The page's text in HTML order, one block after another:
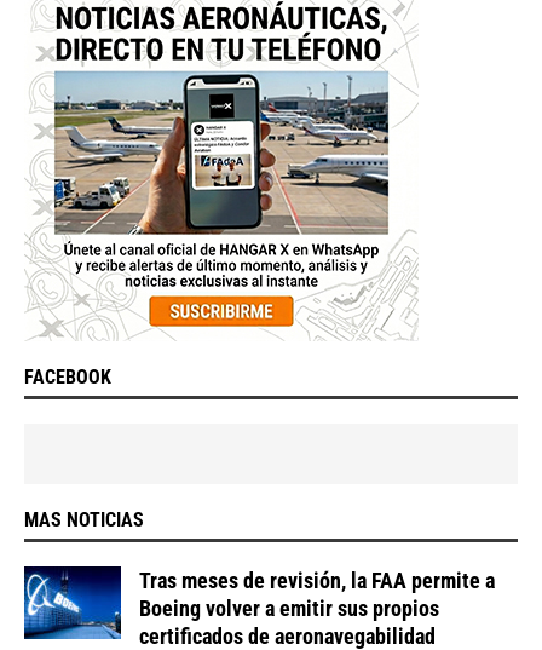
FACEBOOK
MAS NOTICIAS
Tras meses de revisión, la FAA permite a
Boeing volver a emitir sus propios
certificados de aeronavegabilidad